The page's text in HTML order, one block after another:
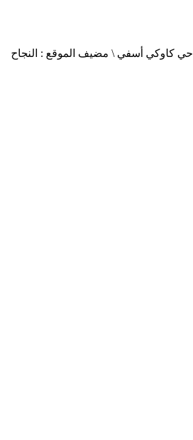
أسفي جنوب safisud صحيفة إلكترونية \ التصريح بالإصدار عدد 03-14 \ مدير النشر : منير الغرنيتي \ الإدارة والتحرير : كنزة المسيتف \ عنوان الصحيفة : 125 المجموعة 4 حي كاوكي أسفي \ مضيف الموقع : النجاح